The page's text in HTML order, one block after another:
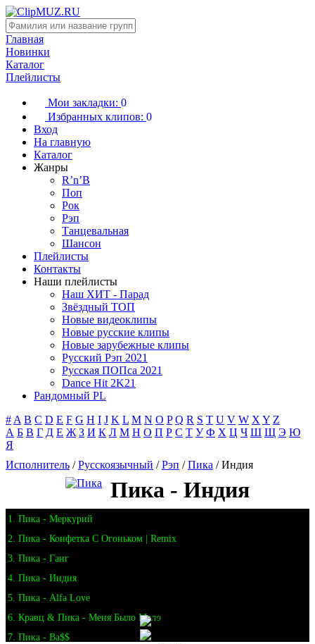
Главная
Новинки
Каталог
Плейлисты
Мои закладки: 0
Избранных клипов: 0
Вход
На главную
Каталог
Жанры
R’n’B
Поп
Рок
Рэп
Танцевальная
Шансон
Плейлисты
Контакты
Наши плейлисты
Наш ХИТ - Парад
Звёздный ТОП
Новые видеоклипы
Новые русские клипы
Новые зарубежные клипы
Русский Рэп 2021
Русская ПОПса 2021
Dance Hit 2K21
Рандомный PL
# A B C D E F G H I J K L M N O P Q R S T U V W X Y Z
А Б В Г Д Е Ж З И К Л М Н О П Р С Т У Ф Х Ц Ч Ш Щ Э Ю
Я
Исполнитель /Русскоязычный /Рэп /Пика / Индия
Пика - Индия
1. Пика - Меркурий
2. Пика - Конфетка С Огоньком | Remix
3. Пика - Ганг
4. Пика - Индия
5. Пика - Alfa Love
6. Кравц & Пика - Меня Было Мало
7. Пика - Ba$$